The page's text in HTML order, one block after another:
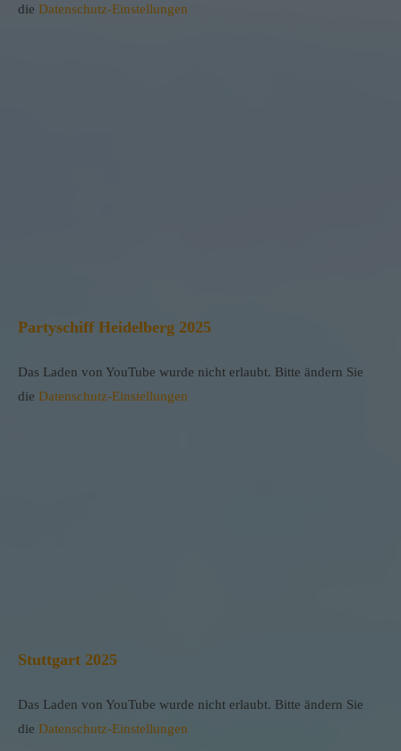
die Datenschutz-Einstellungen
Partyschiff Heidelberg 2025
Das Laden von YouTube wurde nicht erlaubt. Bitte ändern Sie
die Datenschutz-Einstellungen
Stuttgart 2025
Das Laden von YouTube wurde nicht erlaubt. Bitte ändern Sie
die Datenschutz-Einstellungen